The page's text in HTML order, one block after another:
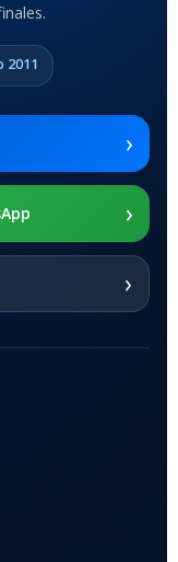
DE TABLETS
x200 / Samsung
A8 10.5 2021 SM-
DE APOYO
2011
›
›
›